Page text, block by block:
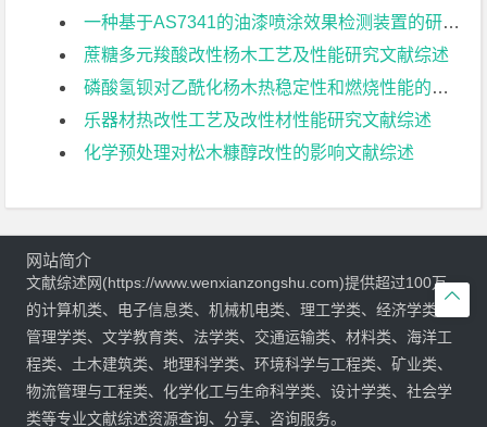
一种基于AS7341的油漆喷涂效果检测装置的研究文献综述
蔗糖多元羧酸改性杨木工艺及性能研究文献综述
磷酸氢钡对乙酰化杨木热稳定性和燃烧性能的影响文献综述
乐器材热改性工艺及改性材性能研究文献综述
化学预处理对松木糠醇改性的影响文献综述

网站简介
文献综述网(https://www.wenxianzongshu.com)提供超过100万
的计算机类、电子信息类、机械机电类、理工学类、经济学类、
管理学类、文学教育类、法学类、交通运输类、材料类、海洋工
程类、土木建筑类、地理科学类、环境科学与工程类、矿业类、
物流管理与工程类、化学化工与生命科学类、设计学类、社会学
类等专业文献综述资源查询、分享、咨询服务。